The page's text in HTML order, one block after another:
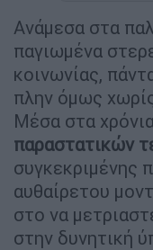
Ανάμεσα στα
παγιωμένα
κοινωνίας,
πλην όμως
Μέσα στα
παραστατικών
συγκεκριμένης
αυθαίρετου
στο να
στην δυνητική